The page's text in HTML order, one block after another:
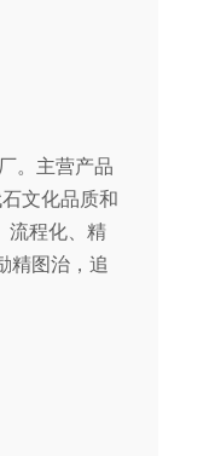
。主营产品
文化品质和
流程化、精
精图治，追